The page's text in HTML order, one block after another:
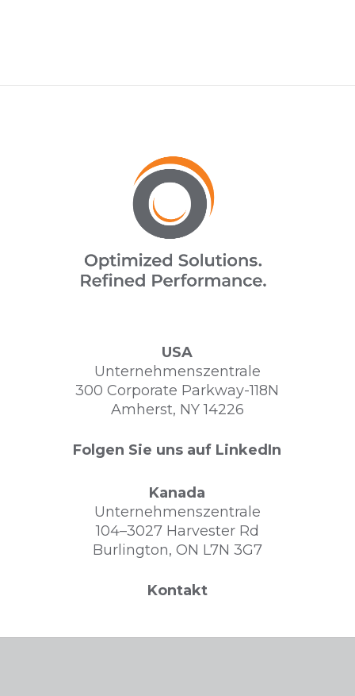
USA
Unternehmenszentrale
300 Corporate Parkway-118N
Amherst, NY 14226
Folgen Sie uns auf LinkedIn
Kanada
Unternehmenszentrale
104–3027 Harvester Rd
Burlington, ON L7N 3G7
Kontakt